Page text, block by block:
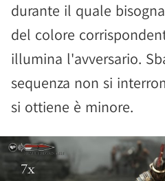
durante il quale
del colore
illumina l'avversario.
sequenza non si
si ottiene è minore.